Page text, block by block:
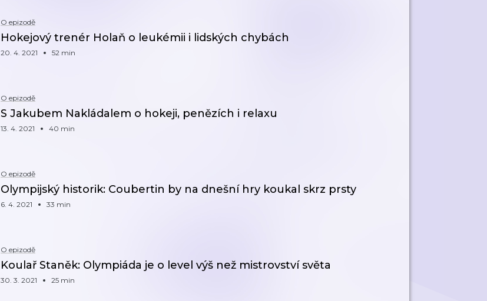
O epizodě
Hokejový trenér Holaň o leukémii i lidských chybách
20. 4. 2021 52 min
O epizodě
S Jakubem Nakládalem o hokeji, penězích i relaxu
13. 4. 2021 40 min
O epizodě
Olympijský historik: Coubertin by na dnešní hry koukal skrz prsty
6. 4. 2021 33 min
O epizodě
Koulař Staněk: Olympiáda je o level výš než mistrovství světa
30. 3. 2021 25 min